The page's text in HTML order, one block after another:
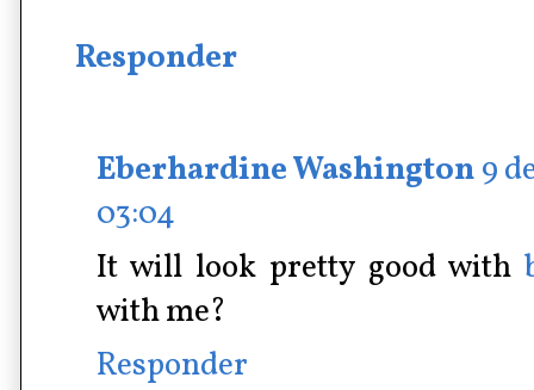
Responder
Eberhardine Washington9
03:04
It will look pretty good with
with me?
Responder